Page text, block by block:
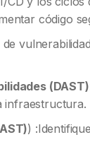
código
(DAST)
infraestructura.
)